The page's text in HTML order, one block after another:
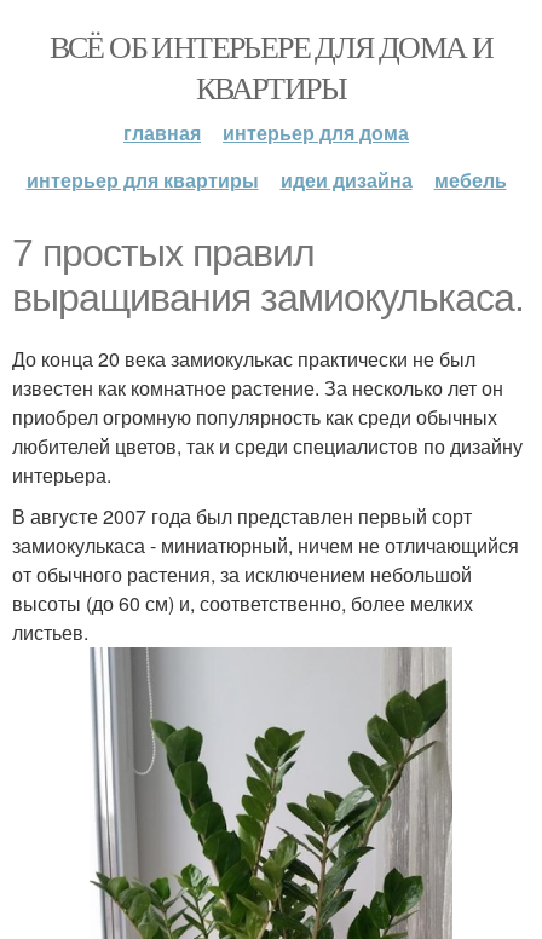
ВСЁ ОБ ИНТЕРЬЕРЕ ДЛЯ ДОМА И
КВАРТИРЫ
главная
интерьер для дома
интерьер для квартиры
идеи дизайна мебель
7 простых правил
выращивания замиокулькаса.
До конца 20 века замиокулькас практически не был
известен как комнатное растение. За несколько лет он
приобрел огромную популярность как среди обычных
любителей цветов, так и среди специалистов по дизайну
интерьера.
В августе 2007 года был представлен первый сорт
замиокулькаса - миниатюрный, ничем не отличающийся
от обычного растения, за исключением небольшой
высоты (до 60 см) и, соответственно, более мелких
листьев.